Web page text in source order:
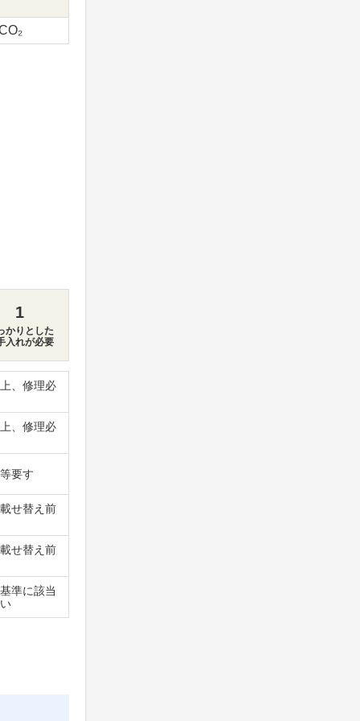
1
かりとした
入れが必要
、修理必
、修理必
要す
せ替え前
せ替え前
準に該当